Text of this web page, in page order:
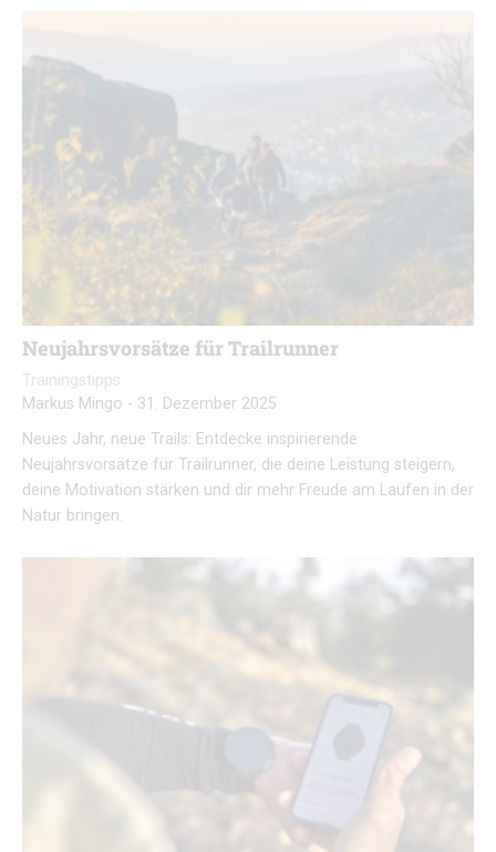
Neujahrsvorsätze für Trailrunner
Trainingstipps
Markus Mingo - 31. Dezember 2025
Neues Jahr, neue Trails: Entdecke inspirierende
Neujahrsvorsätze für Trailrunner, die deine Leistung steigern,
deine Motivation stärken und dir mehr Freude am Laufen in der
Natur bringen.